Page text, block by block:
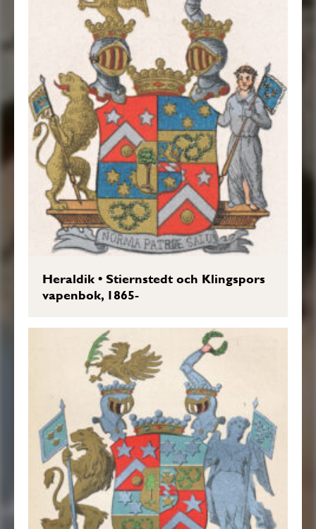
Heraldik•Stiernstedt och Klingspors
vapenbok, 1865-